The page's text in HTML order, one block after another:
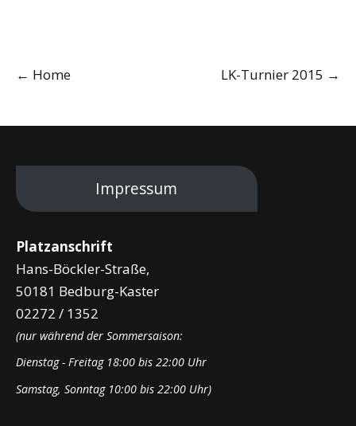
Post
navigation
← Home LK-Turnier 2015 →
Impressum
Platzanschrift
Hans-Böckler-Straße,
50181 Bedburg-Kaster
02272 / 1352
(nur während der Sommersaison:
Dienstag - Freitag 18:00 bis 22:00 Uhr
Samstag, Sonntag 10:00 bis 22:00 Uhr)